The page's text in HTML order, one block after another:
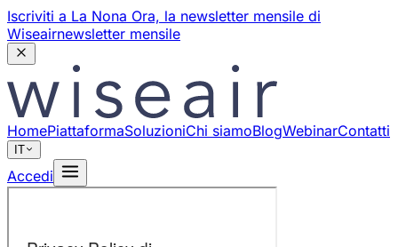
Iscriviti a La Nona Ora, la newsletter mensile di
Wiseairnewsletter mensile
HomePiattaformaSoluzioniChi siamoBlogWebinarContatti
IT
Accedi